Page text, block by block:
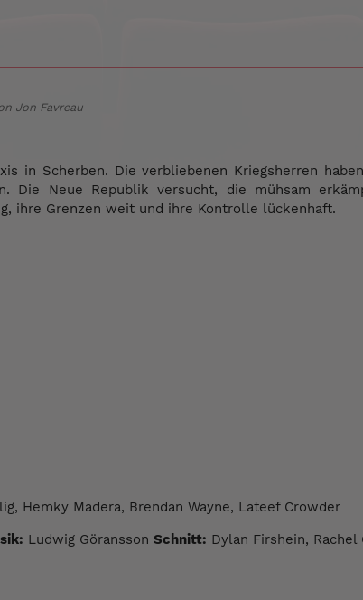
Jon Favreau
in Scherben. Die verbliebenen Kriegsherren
Die Neue Republik versucht, die mühsam
ihre Grenzen weit und ihre Kontrolle lückenhaft.
Hemky Madera, Brendan Wayne, Lateef Crowder
Ludwig Göransson Schnitt: Dylan Firshein,